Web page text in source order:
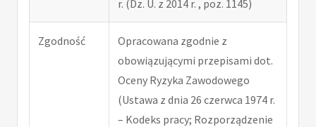
r. (Dz. U. z 2014 r. , poz. 1145)
Zgodność
Opracowana zgodnie z
obowiązującymi przepisami dot.
Oceny Ryzyka Zawodowego
(Ustawa z dnia 26 czerwca 1974 r.
– Kodeks pracy; Rozporządzenie